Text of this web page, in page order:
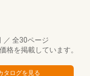
／ 全30ページ
格を掲載しています。